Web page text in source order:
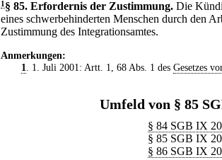
1 § 85. Erfordernis der Zustimmung. Die
eines schwerbehinderten Menschen durch den
Zustimmung des Integrationsamtes.
Anmerkungen:
1
. 1. Juli 2001: Artt. 1, 68 Abs. 1 des Gesetzes
Umfeld von § 85
§ 84 SGB IX
§ 85 SGB IX
§ 86 SGB IX